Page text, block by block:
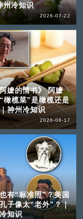
州冷知识
2026-07-22
嬷的情书》 阿嬷
橄榄菜”是橄榄还是
神州冷知识
2026-06-17
有“标准照”？美国
子像太“老外”？｜
知识